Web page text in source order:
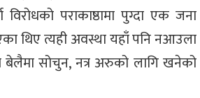
पराकाष्ठामा पुग्दा एक जना
थिए त्यही अवस्था यहाँ पनि नआउला
बेलैमा सोचुन, नत्र अरुको लागि खनेको